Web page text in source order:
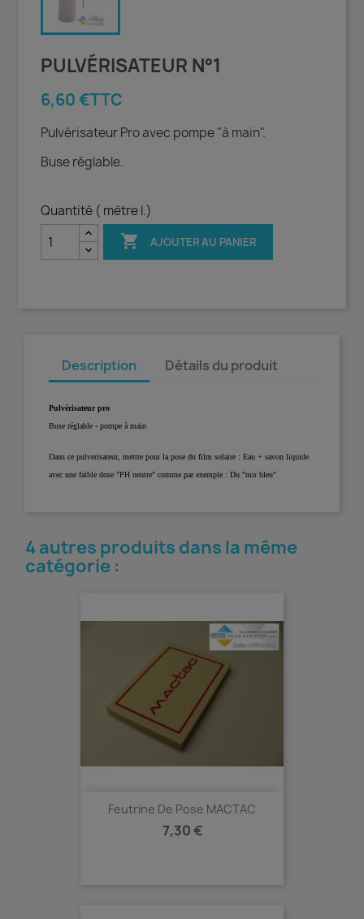
PULVÉRISATEUR N°1
6,60 €TTC
Pulvérisateur Pro avec pompe "à main".
Buse réglable.
Quantité ( mètre l.)
 AJOUTER AU PANIER
Description Détails du produit
Pulvérisateur pro
Buse réglable - pompe à main
Dans ce pulverisateur, mettre pour la pose du film solaire : Eau + savon liquide
avec une faible dose "PH neutre" comme par exemple : Du "mir bleu"
4 autres produits dans la même
catégorie :
Feutrine De Pose MACTAC
Prix
7,30 €